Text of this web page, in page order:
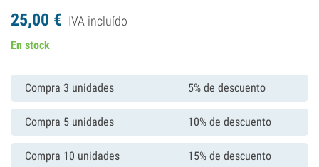
25,00 € IVA incluído
En stock
Compra 3 unidades 5% de descuento
Compra 5 unidades 10% de descuento
Compra 10 unidades 15% de descuento